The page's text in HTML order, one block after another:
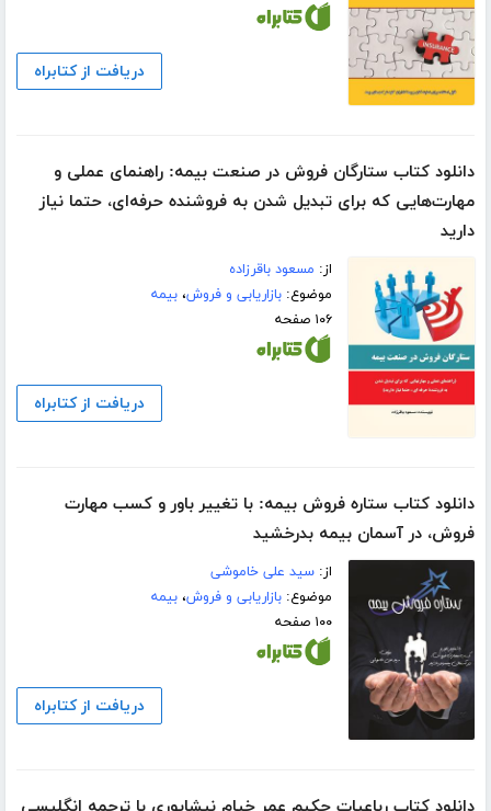
دریافت از کتابراه
دانلود کتاب ستارگان فروش در صنعت بیمه: راهنمای عملی و
مهارت‌هایی که برای تبدیل شدن به فروشنده حرفه‌ای، حتما نیاز
دارید
از: مسعود باقرزاده
موضوع:بازاریابی و فروش،بیمه
۱۰۶ صفحه
دریافت از کتابراه
دانلود کتاب ستاره فروش بیمه: با تغییر باور و کسب مهارت
فروش، در آسمان بیمه بدرخشید
از:سید علی خاموشی
موضوع:بازاریابی و فروش،بیمه
۱۰۰ صفحه
دریافت از کتابراه